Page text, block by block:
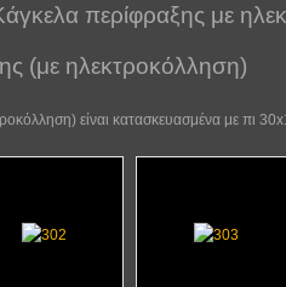
περίφραξης με
(με ηλεκτροκόλληση)
είναι κατασκευασμένα με πι